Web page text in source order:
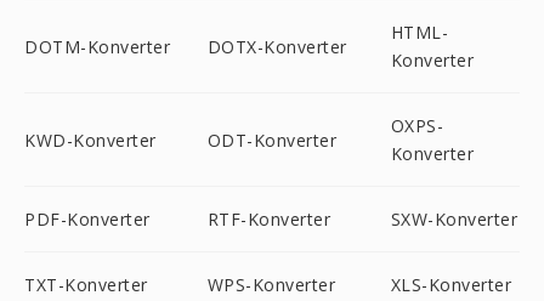
DOTM-Konverter DOTX-Konverter
HTML-
Konverter
KWD-Konverter ODT-Konverter
OXPS-
Konverter
PDF-Konverter RTF-Konverter SXW-Konverter
TXT-Konverter WPS-Konverter XLS-Konverter